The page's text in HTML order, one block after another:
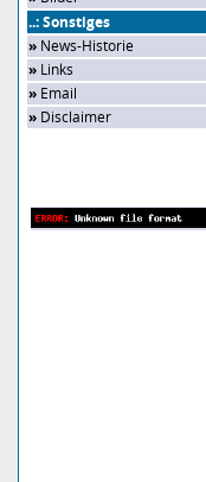
..: Sonstiges
» News-Historie
» Links
» Email
» Disclaimer